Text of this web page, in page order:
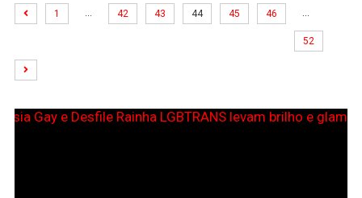
1 … 42 43 44 45 46 …
52